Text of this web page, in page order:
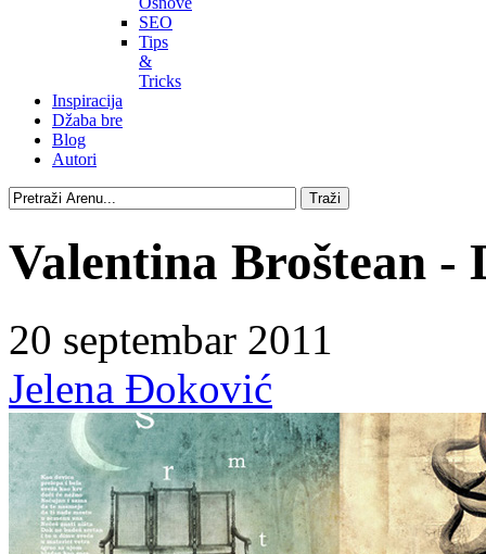
SEO
Tips
&
Tricks
Inspiracija
Džaba bre
Blog
Autori
Valentina Broštean -
20 septembar 2011
Jelena Đoković